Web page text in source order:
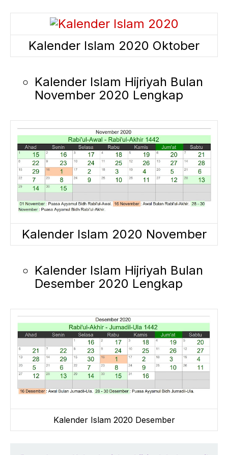
Kalender Islam 2020 Oktober
Kalender Islam Hijriyah Bulan
November 2020 Lengkap
Kalender Islam 2020 November
Kalender Islam Hijriyah Bulan
Desember 2020 Lengkap
Kalender Islam 2020 Desember